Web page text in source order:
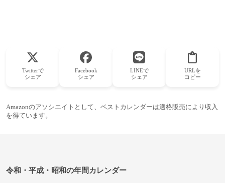
Twitterで
シェア
Facebook
シェア
LINEで
シェア
URLを
コピー
Amazonのアソシエイトとして、ベストカレンダーは適格販売により収入
を得ています。
令和・平成・昭和の年間カレンダー